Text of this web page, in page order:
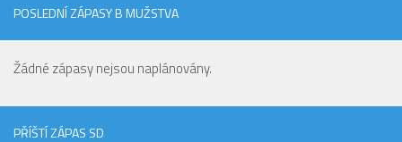
Hráči
Realizační tým
Zápasy
St. přípravka
POSLEDNÍ ZÁPASY B MUŽSTVA
Žádné zápasy nejsou naplánovány.
PŘÍŠTÍ ZÁPAS SD